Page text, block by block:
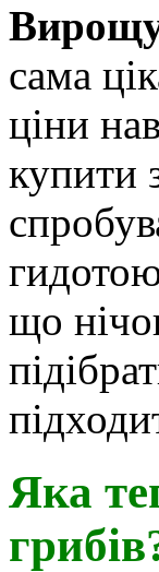
сама
ціни
купити
що
Яка